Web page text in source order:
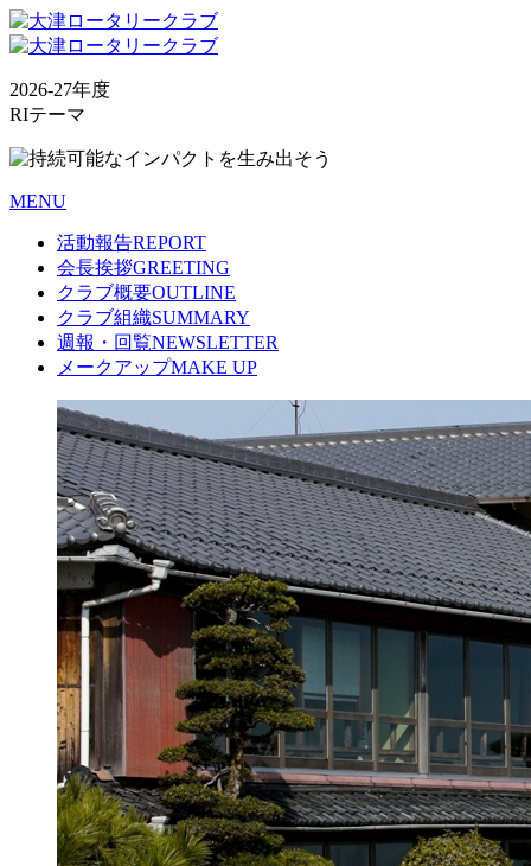
2026-27年度
RIテーマ
MENU
活動報告REPORT
会長挨拶GREETING
クラブ概要OUTLINE
クラブ組織SUMMARY
週報・回覧NEWSLETTER
メークアップMAKE UP